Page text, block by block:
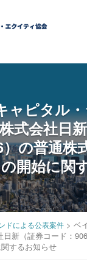
ャピタル・
式会社日
の普通株
開始に関
ドによる公表案件 > ベ
日新（証券コード：
するお知らせ